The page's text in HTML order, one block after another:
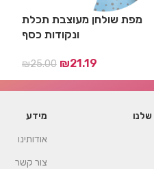
מפת שולחן מעוצבת תכלת
ונקודות כסף
₪25.00 ₪21.19
מידע
אודותינו
צור קשר